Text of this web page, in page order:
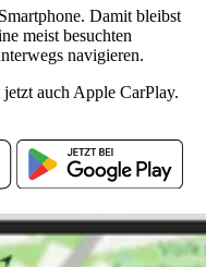
Damit bleibst
meist besuchten
navigieren.
auch Apple CarPlay.